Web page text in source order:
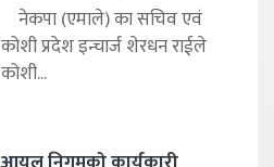
नेकपा (एमाले) का सचिव एवं
कोशी प्रदेश इन्चार्ज शेरधन राईले
कोशी...